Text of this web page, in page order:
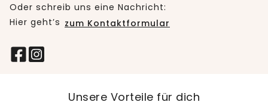
Oder schreib uns eine Nachricht:
Hier geht’s zum Kontaktformular
Unsere Vorteile für dich